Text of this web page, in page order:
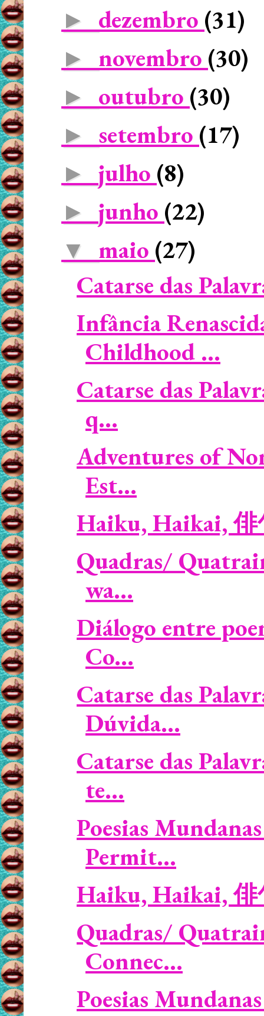
► dezembro (31)
► novembro (30)
► outubro (30)
► setembro (17)
► julho (8)
► junho (22)
▼ maio (27)
Catarse das
Infância
Childhood ...
Catarse das
q...
Adventures of
Est...
Haiku, Haikai, 俳
Quadras/
wa...
Diálogo entre
Co...
Catarse das
Dúvida...
Catarse das
te...
Poesias
Permit...
Haiku, Haikai, 俳
Quadras/
Connec...
Poesias